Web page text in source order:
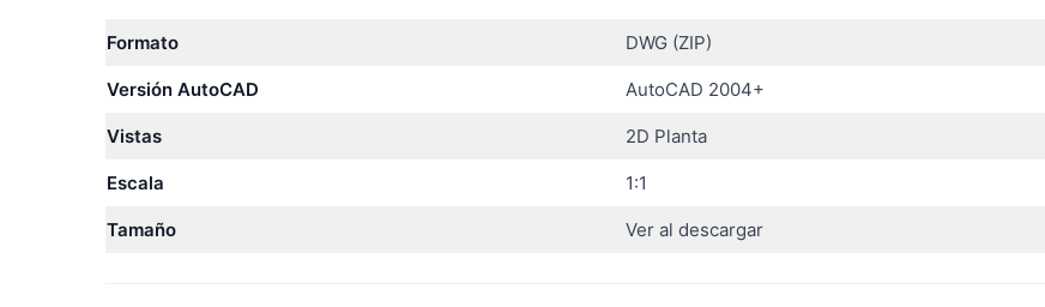
Formato DWG (ZIP)
Versión AutoCAD AutoCAD 2004+
Vistas 2D Planta
Escala 1:1
Tamaño Ver al descargar